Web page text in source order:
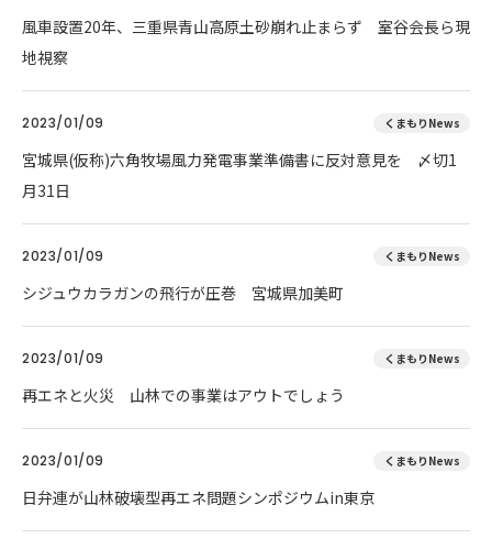
風車設置20年、三重県青山高原土砂崩れ止まらず 室谷会長ら現
地視察
2023/01/09 くまもりNews
宮城県(仮称)六角牧場風力発電事業準備書に反対意見を 〆切1
月31日
2023/01/09 くまもりNews
シジュウカラガンの飛行が圧巻 宮城県加美町
2023/01/09 くまもりNews
再エネと火災 山林での事業はアウトでしょう
2023/01/09 くまもりNews
日弁連が山林破壊型再エネ問題シンポジウムin東京